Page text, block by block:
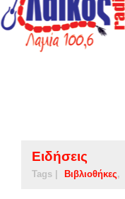
Ειδήσεις
Tags | Βιβλιοθήκες